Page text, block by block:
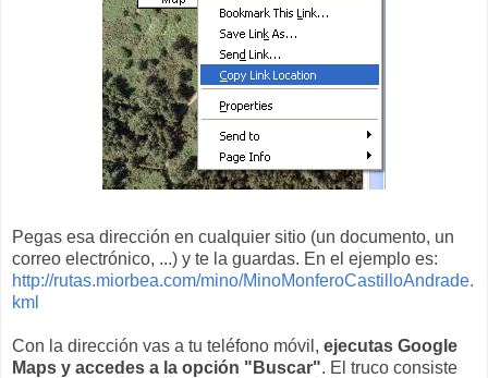
Pegas esa dirección en cualquier sitio (un documento, un
correo electrónico, ...) y te la guardas. En el ejemplo es:
http://rutas.miorbea.com/mino/MinoMonferoCastilloAndrade.
kml
Con la dirección vas a tu teléfono móvil, ejecutas Google
Maps y accedes a la opción "Buscar". El truco consiste